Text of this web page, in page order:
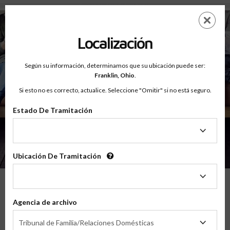
Testimonios - Court Ordered Program
Saltar
contenido
principal
EN
Decir
Localización
Según su información, determinamos que su ubicación puede ser:
Franklin, Ohio.
Si esto no es correcto, actualice. Seleccione "Omitir" si no está seguro.
Estado De Tramitación
Tramitación
Ubicación De Tramitación
Tramitación
Agencia de archivo
Tribunal de Familia/Relaciones Domésticas
de